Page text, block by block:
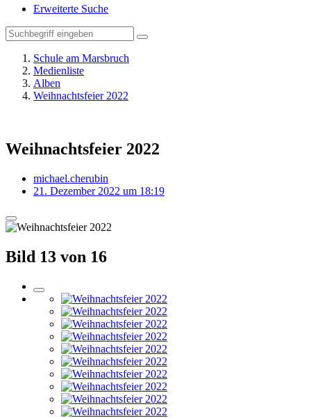
Erweiterte Suche
Schule am Marsbruch
Medienliste
Alben
Weihnachtsfeier 2022
Weihnachtsfeier 2022
michael.cherubin
21. Dezember 2022 um 18:19
Bild 13 von 16